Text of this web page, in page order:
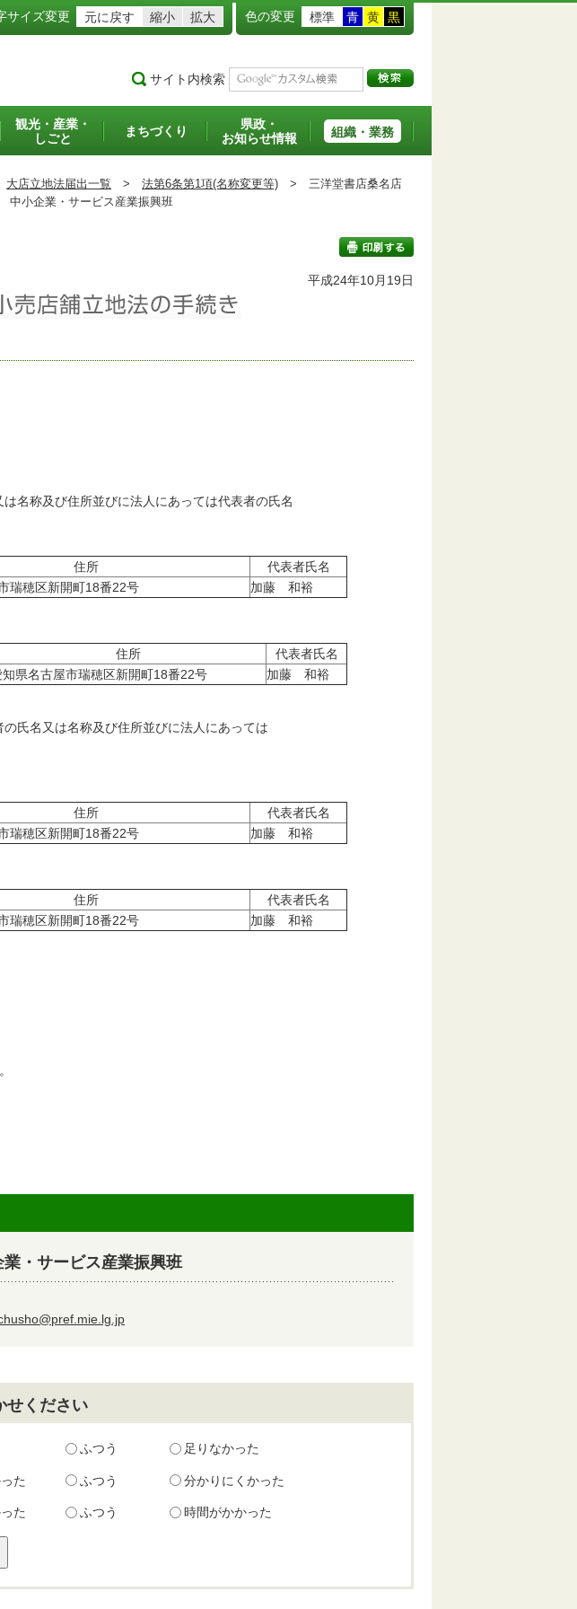
サイズ変更 元に戻す 縮小 拡大 色の変更 標準 青 黄 黒
サイト内検索
観光・産業・
しごと
まちづくり
県政・
お知らせ情報
組織・業務
大店立地法届出一覧 > 法第6条第1項(名称変更等) > 三洋堂書店桑名店
中小企業・サービス産業振興班
平成24年10月19日
称及び住所並びに法人にあっては代表者の氏名
住所
代表者氏名
瑞穂区新開町18番22号 加藤 和裕
住所
代表者氏名
知県名古屋市瑞穂区新開町18番22号 加藤 和裕
氏名又は名称及び住所並びに法人にあっては
住所
代表者氏名
瑞穂区新開町18番22号 加藤 和裕
住所
代表者氏名
瑞穂区新開町18番22号 加藤 和裕
・サービス産業振興班
せください
ふつう 足りなかった
た ふつう 分かりにくかった
た ふつう 時間がかかった